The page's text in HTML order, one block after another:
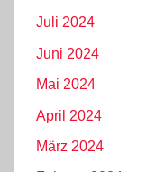
Juli 2024
Juni 2024
Mai 2024
April 2024
März 2024